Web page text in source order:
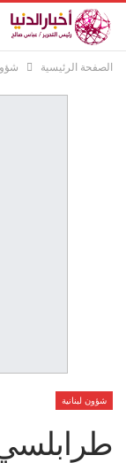
الصفحة الرئيسية
شؤون لبنانية